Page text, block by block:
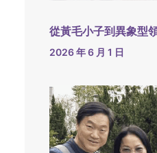
從黃毛小子到異象型
2026 年 6 月 1 日